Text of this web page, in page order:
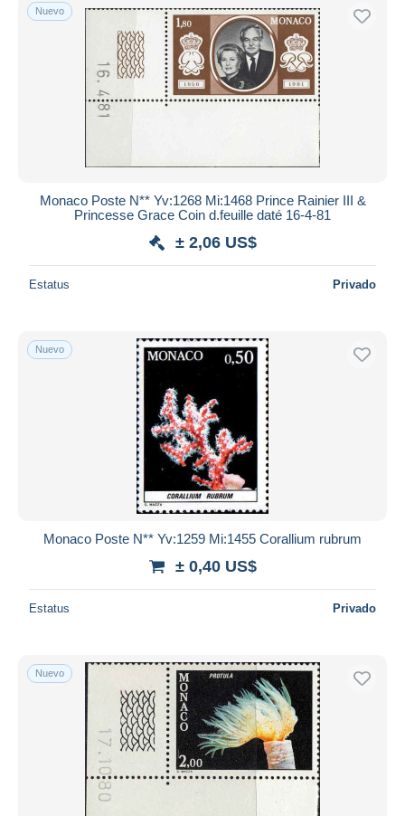
Nuevo
Monaco Poste N** Yv:1268 Mi:1468 Prince Rainier III &
Princesse Grace Coin d.feuille daté 16-4-81
± 2,06 US$
Estatus Privado
Nuevo
Monaco Poste N** Yv:1259 Mi:1455 Corallium rubrum
± 0,40 US$
Estatus Privado
Nuevo